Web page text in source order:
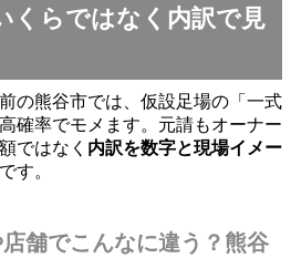
くらではなく内訳で見
の熊谷市では、仮設足場の「一式
確率でモメます。元請もオーナー
ではなく 内訳を数字と現場イメー
す。
舗でこんなに違う？熊谷